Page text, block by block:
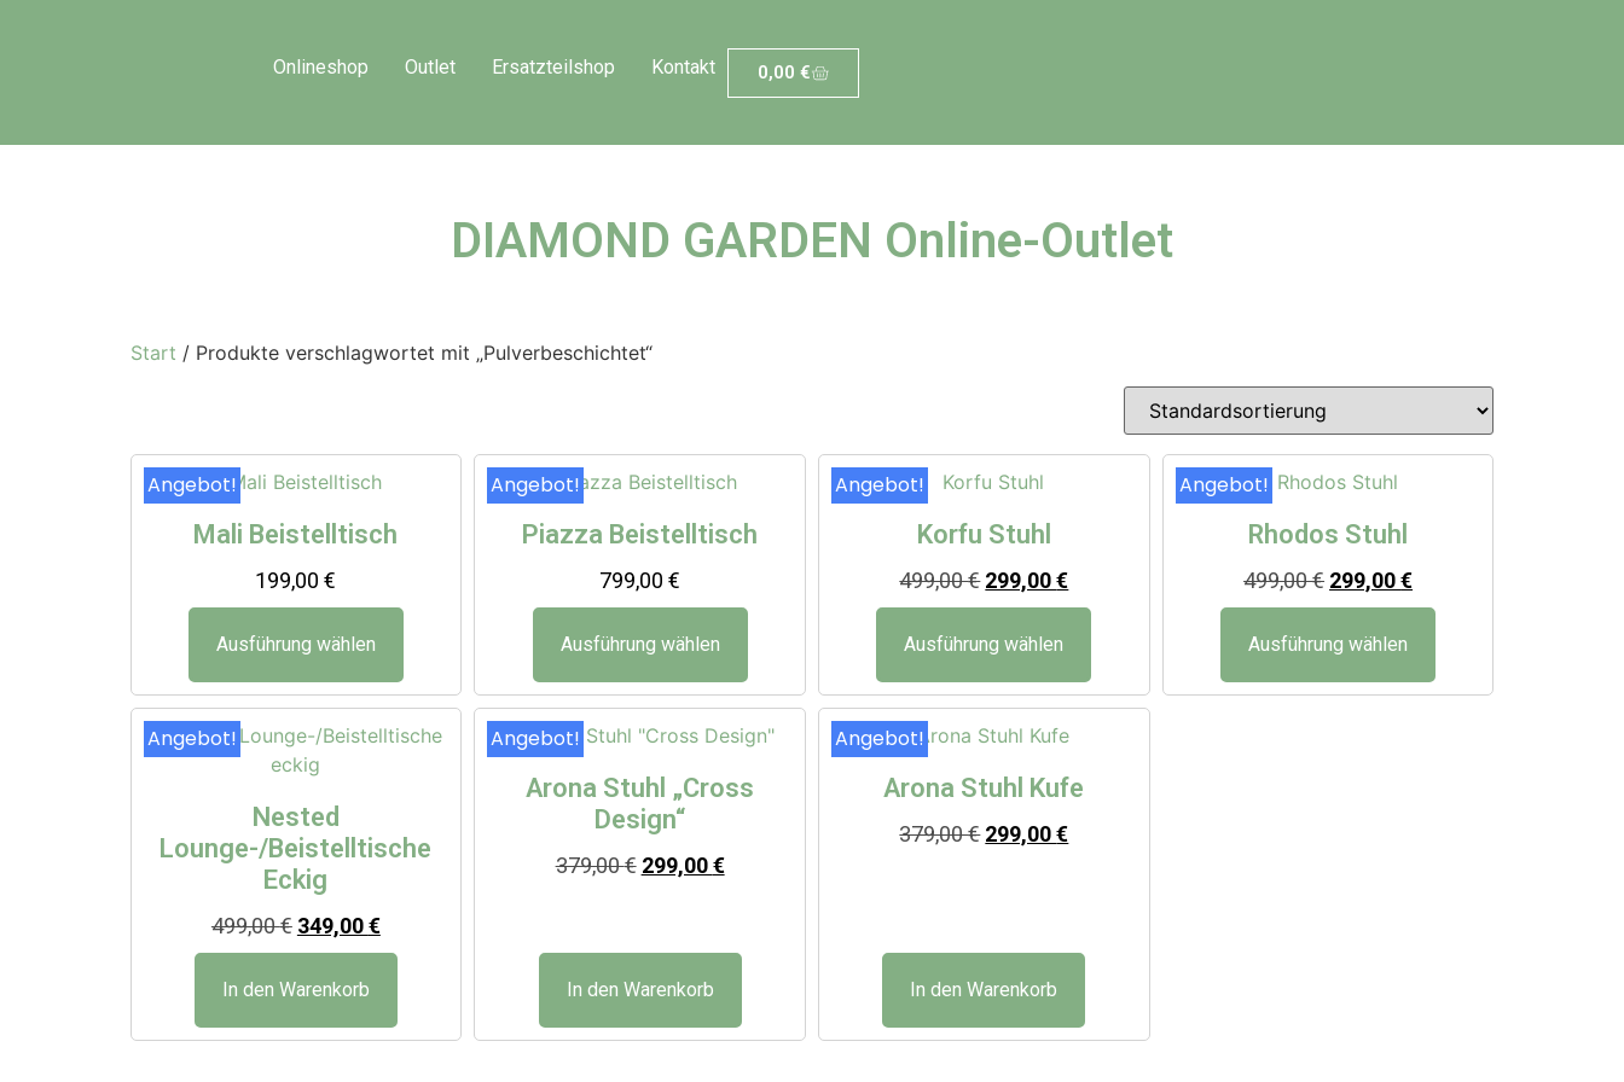
Onlineshop Outlet Ersatzteilshop Kontakt 0,00 €
DIAMOND GARDEN Online-Outlet
Start / Produkte verschlagwortet mit „Pulverbeschichtet“
Angebot!
Mali Beistelltisch
199,00€
Ausführung wählen
Angebot!
Piazza Beistelltisch
799,00€
Ausführung wählen
Angebot!
Korfu Stuhl
499,00€ 299,00€
Ausführung wählen
Angebot!
Rhodos Stuhl
499,00€ 299,00€
Ausführung wählen
Angebot!
Nested
Lounge-/Beistelltische
Eckig
499,00€ 349,00€
In den Warenkorb
Angebot!
Arona Stuhl „Cross
Design“
379,00€ 299,00€
In den Warenkorb
Angebot!
Arona Stuhl Kufe
379,00€ 299,00€
In den Warenkorb